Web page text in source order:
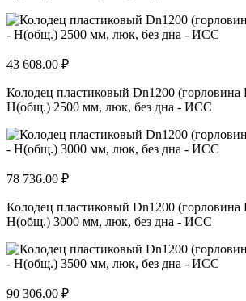
43 608.00 ₽
Колодец пластиковый Dn1200
H(общ.) 2500 мм, люк, без дна - ИСС
78 736.00 ₽
Колодец пластиковый Dn1200
H(общ.) 3000 мм, люк, без дна - ИСС
90 306.00 ₽